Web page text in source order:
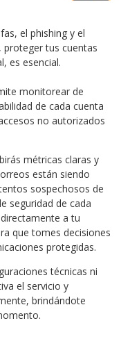
el phishing y el
proteger tus cuentas
es esencial.
monitorear de
de cada cuenta
no autorizados
métricas claras y
están siendo
sospechosos de
seguridad de cada
a tu
que tomes decisiones
protegidas.
técnicas ni
el servicio y
brindándote